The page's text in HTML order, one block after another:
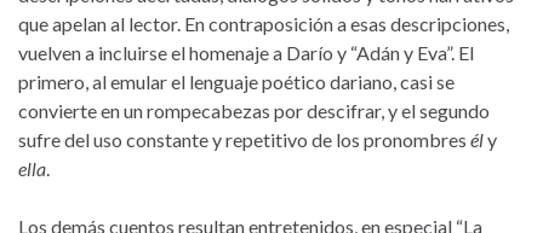
que apelan al lector. En contraposición a esas descripciones,
vuelven a incluirse el homenaje a Darío y “Adán y Eva”. El
primero, al emular el lenguaje poético dariano, casi se
convierte en un rompecabezas por descifrar, y el segundo
sufre del uso constante y repetitivo de los pronombres ély
ella.
Los demás cuentos resultan entretenidos, en especial “La